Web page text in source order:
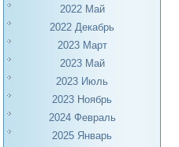
2022 Май
2022 Декабрь
2023 Март
2023 Май
2023 Июль
2023 Ноябрь
2024 Февраль
2025 Январь